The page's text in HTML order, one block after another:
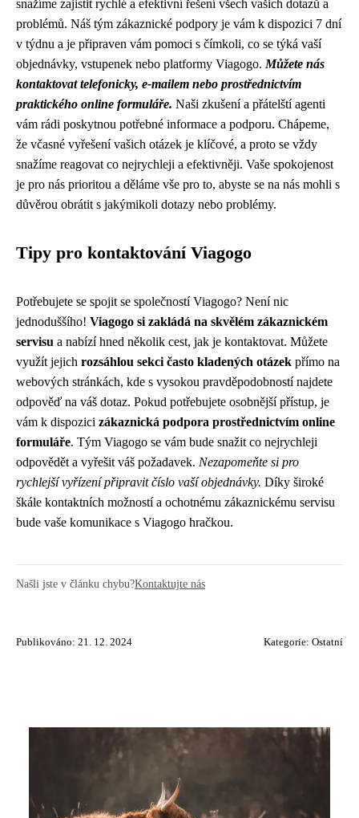
snažíme zajistit rychlé a efektivní řešení všech vašich dotazů a
problémů. Náš tým zákaznické podpory je vám k dispozici 7 dní
v týdnu a je připraven vám pomoci s čímkoli, co se týká vaší
objednávky, vstupenek nebo platformy Viagogo. Můžete nás
kontaktovat telefonicky, e-mailem nebo prostřednictvím
praktického online formuláře. Naši zkušení a přátelští agenti
vám rádi poskytnou potřebné informace a podporu. Chápeme,
že včasné vyřešení vašich otázek je klíčové, a proto se vždy
snažíme reagovat co nejrychleji a efektivněji. Vaše spokojenost
je pro nás prioritou a děláme vše pro to, abyste se na nás mohli s
důvěrou obrátit s jakýmikoli dotazy nebo problémy.
Tipy pro kontaktování Viagogo
Potřebujete se spojit se společností Viagogo? Není nic
jednoduššího! Viagogo si zakládá na skvělém zákaznickém
servisu a nabízí hned několik cest, jak je kontaktovat. Můžete
využít jejich rozsáhlou sekci často kladených otázek přímo na
webových stránkách, kde s vysokou pravděpodobností najdete
odpověď na váš dotaz. Pokud potřebujete osobnější přístup, je
vám k dispozici zákaznická podpora prostřednictvím online
formuláře. Tým Viagogo se vám bude snažit co nejrychleji
odpovědět a vyřešit váš požadavek. Nezapomeňte si pro
rychlejší vyřízení připravit číslo vaší objednávky. Díky široké
škále kontaktních možností a ochotnému zákaznickému servisu
bude vaše komunikace s Viagogo hračkou.
Našli jste v článku chybu?Kontaktujte nás
Publikováno: 21. 12. 2024 Kategorie: Ostatní